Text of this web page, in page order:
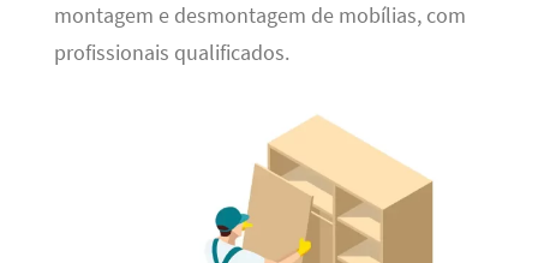
montagem e desmontagem de mobílias, com
profissionais qualificados.